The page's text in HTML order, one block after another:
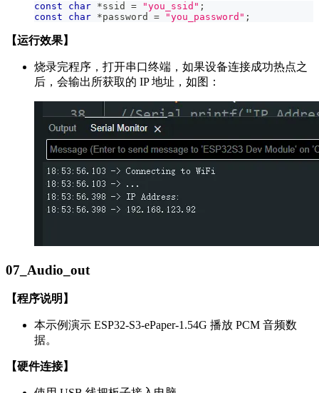
const char *ssid = "you_ssid" ;
const
char *password = "you_password" ;
【运行效果】
烧录完程序，打开串口终端，如果设备连接成功热点之
后，会输出所获取的 IP 地址，如图：
07_Audio_out
【程序说明】
本示例演示 ESP32-S3-ePaper-1.54G 播放 PCM 音频数
据。
【硬件连接】